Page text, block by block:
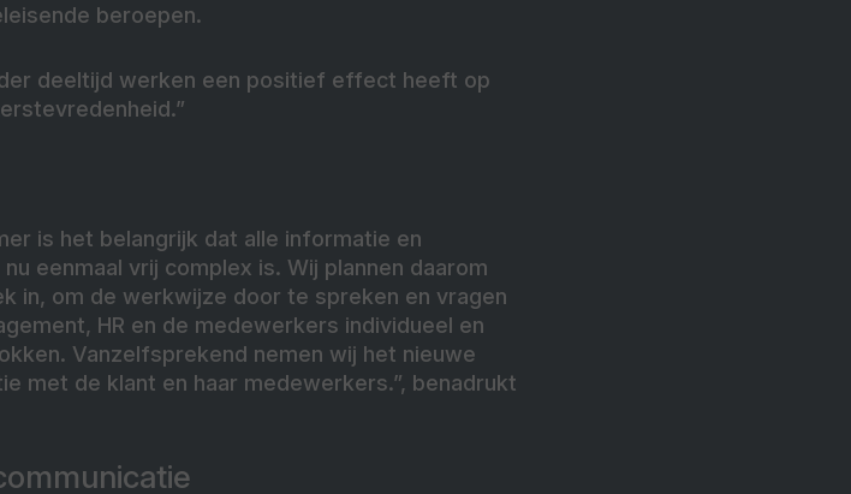
beroepen.
deeltijd werken een positief effect heeft op
is het belangrijk dat alle informatie en
eenmaal vrij complex is. Wij plannen daarom
in, om de werkwijze door te spreken en vragen
HR en de medewerkers individueel en
Vanzelfsprekend nemen wij het nieuwe
met de klant en haar medewerkers.”, benadrukt